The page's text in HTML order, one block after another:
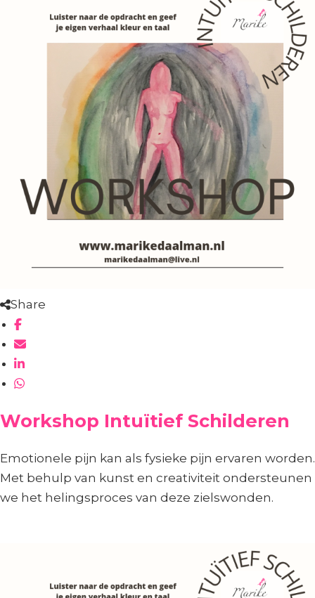
Share
Workshop Intuïtief Schilderen
Emotionele pijn kan als fysieke pijn ervaren worden.
Met behulp van kunst en creativiteit ondersteunen
we het helingsproces van deze zielswonden.